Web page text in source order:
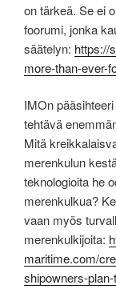
on tärkeä. Se ei
foorumi, jonka
säätelyn: https://
more-than-ever-
IMOn
tehtävä
Mitä
merenkulun
teknologioita he
merenkulkua?
vaan myös
merenkulkijoita:
maritime.com/
shipowners-